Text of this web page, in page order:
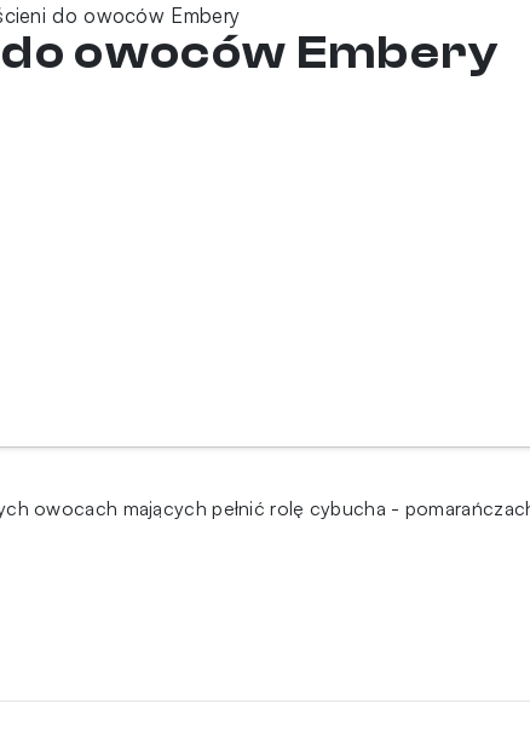
do owoców Embery
owoców Embery
owocach mających pełnić rolę cybucha -